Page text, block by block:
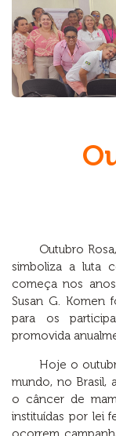
Outubro
simboliza a luta
começa nos
Susan G. Komen
para os
promovida
Hoje o
mundo, no Brasil,
o câncer de
instituídas por lei